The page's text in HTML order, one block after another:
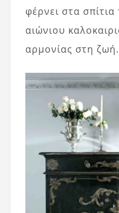
φέρνει στα
αιώνιου
αρμονίας στη ζωή.